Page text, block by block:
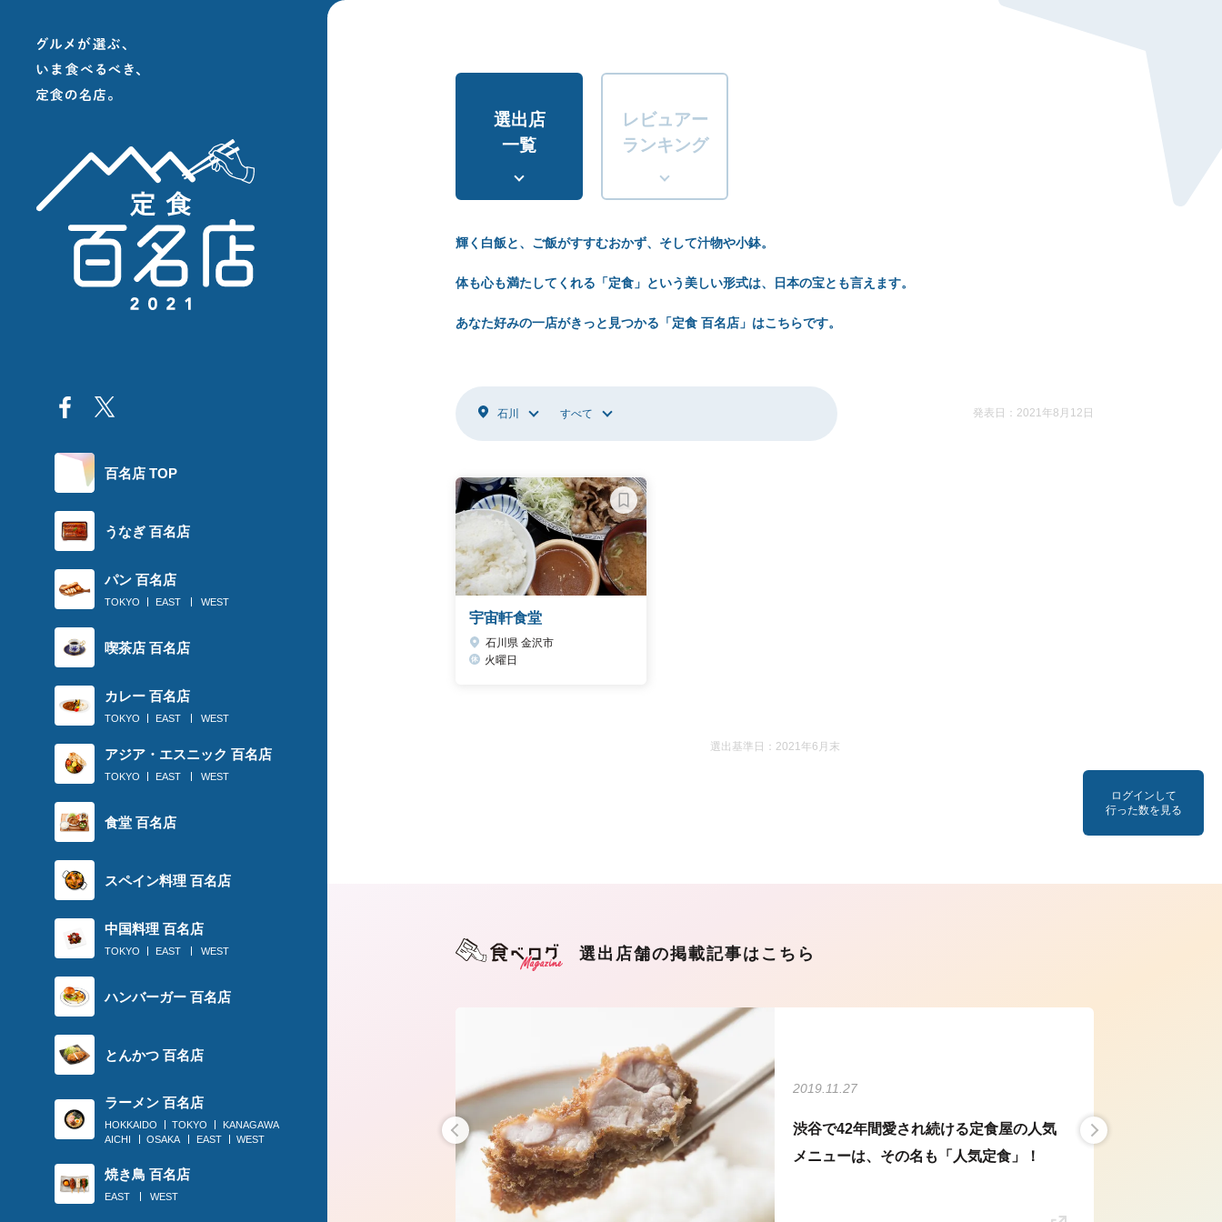
百名店 TOP
うなぎ 百名店
パン 百名店
TOKYO EAST WEST
喫茶店 百名店
カレー 百名店
TOKYO EAST WEST
アジア・エスニック 百名店
TOKYO EAST WEST
食堂 百名店
スペイン料理 百名店
中国料理 百名店
TOKYO EAST WEST
ハンバーガー 百名店
とんかつ 百名店
ラーメン 百名店
HOKKAIDO TOKYO
KANAGAWA
AICHI
OSAKA EAST WEST
焼き鳥 百名店
EAST WEST
選出店
一覧
レビュアー
ランキング
輝く白飯と、ご飯がすすむおかず、そして汁物や小鉢。
体も心も満たしてくれる「定食」という美しい形式は、日本の宝とも言えます。
あなた好みの一店がきっと見つかる「定食 百名店」はこちらです。
石川 すべて 発表日：2021年8月12日
宇宙軒食堂
石川県 金沢市
火曜日
選出基準日：2021年6月末
ログインして
行った数を見る
選出店舗の掲載記事はこちら
〈定食のススメ〉100年の歴史！東大生が
2019.11.27
渋谷で42年間愛され続ける定食屋の人気
メニューは、その名も「人気定食」！